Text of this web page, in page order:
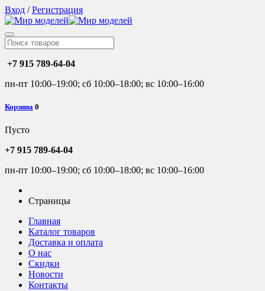
Вход /Регистрация
+7 915 789-64-04
пн-пт 10:00–19:00; сб 10:00–18:00; вс 10:00–16:00
Корзина 0
Пусто
+7 915 789-64-04
пн-пт 10:00–19:00; сб 10:00–18:00; вс 10:00–16:00
Страницы
Главная
Каталог товаров
Доставка и оплата
О нас
Скидки
Новости
Контакты